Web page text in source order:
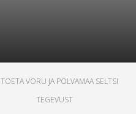
TOETA VORU JA POLVAMAA SELTSI
TEGEVUST